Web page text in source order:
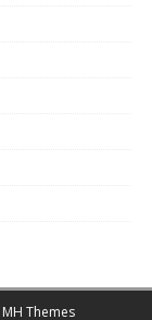
MH Themes